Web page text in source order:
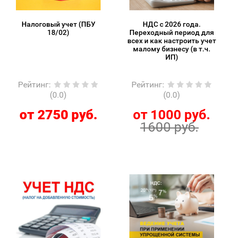
Налоговый учет (ПБУ
18/02)
Рейтинг:
(0.0)
от 2750 руб.
НДС с 2026 года.
Переходный период для
всех и как настроить учет
малому бизнесу (в т.ч.
ИП)
Рейтинг:
(0.0)
от 1000 руб.
1600 руб.